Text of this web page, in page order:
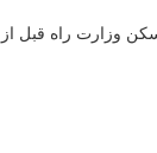
وزارت راه قبل